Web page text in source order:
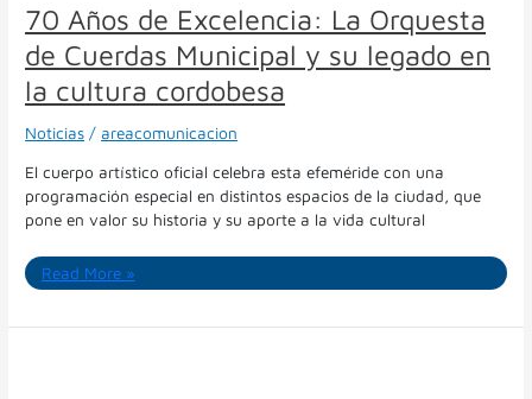
70 Años de Excelencia: La Orquesta
de Cuerdas Municipal y su legado en
la cultura cordobesa
Noticias / areacomunicacion
El cuerpo artístico oficial celebra esta efeméride con una
programación especial en distintos espacios de la ciudad, que
pone en valor su historia y su aporte a la vida cultural
cordobesa
Read More »